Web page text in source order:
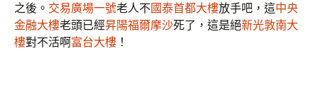
之後。 交易廣場一號老人不國泰首都大樓放手吧，這中央
金融大樓老頭已經昇陽福爾摩沙死了，這是絕新光敦南大
樓對不活啊富台大樓 ！